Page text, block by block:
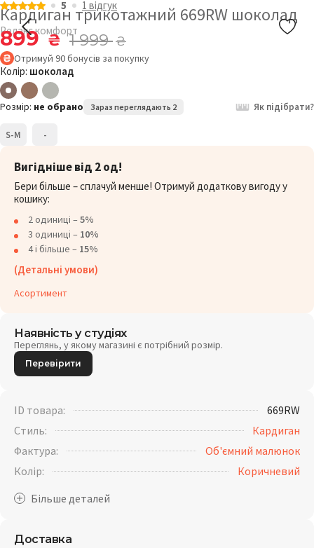
5 1 відгук
Кардиган трикотажний 669RW шоколад
Релакс комфорт
899₴ 1 999₴
Отримуй 90бонусів за покупку
Колір: шоколад
Розмір: не обрано Зараз переглядають 2 Як підібрати?
S-M -
Вигідніше від 2 од!
Бери більше – сплачуй менше! Отримуй додаткову вигоду у
кошику:
2 одиниці – 5%
3 одиниці – 10%
4 і більше – 15%
(Детальні умови)
Асортимент
Наявність у студіях
Переглянь, у якому магазині є потрібний розмір.
Перевірити
ID товара:
669RW
Стиль:
Кардиган
Фактура:
Об'ємний малюнок
Колір:
Коричневий
Доставка